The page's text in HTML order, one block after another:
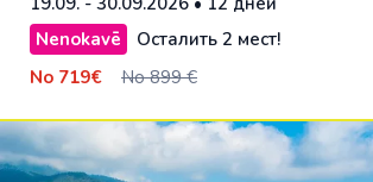
Nenokavē
Осталить 2 мест!
No 719€ No 899 €